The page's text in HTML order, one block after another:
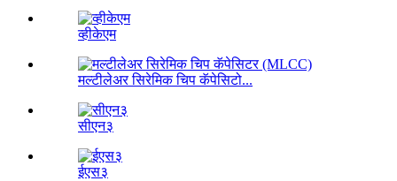
व्हीकेएम
मल्टीलेअर सिरेमिक चिप कॅपेसिटो...
सीएन३
ईएस३